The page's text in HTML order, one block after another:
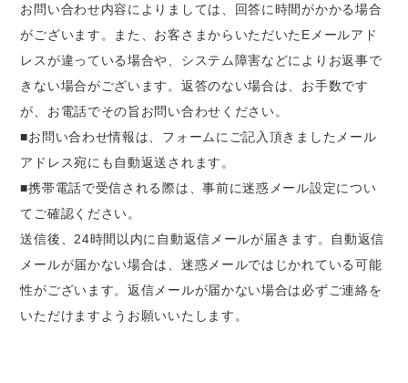
お問い合わせ内容によりましては、回答に時間がかかる場合
がございます。また、お客さまからいただいたEメールアド
レスが違っている場合や、システム障害などによりお返事で
きない場合がございます。返答のない場合は、お手数です
が、お電話でその旨お問い合わせください。
■お問い合わせ情報は、フォームにご記入頂きましたメール
アドレス宛にも自動返送されます。
■携帯電話で受信される際は、事前に迷惑メール設定につい
てご確認ください。
送信後、24時間以内に自動返信メールが届きます。自動返信
メールが届かない場合は、迷惑メールではじかれている可能
性がございます。返信メールが届かない場合は必ずご連絡を
いただけますようお願いいたします。